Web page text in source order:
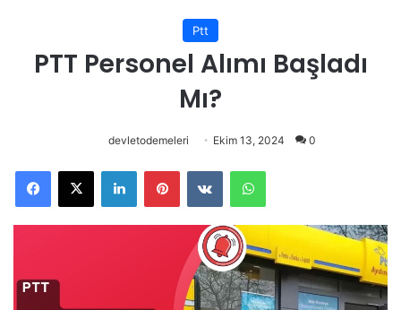
Ptt
PTT Personel Alımı Başladı
Mı?
devletodemeleri Ekim 13, 2024 0